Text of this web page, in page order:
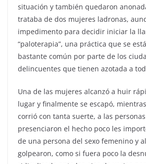
situación y también quedaron
trataba de dos mujeres ladronas,
impedimento para decidir iniciar la
“paloterapia”, una práctica que se
bastante común por parte de los
delincuentes que tienen azotada a
Una de las mujeres alcanzó a huir
lugar y finalmente se escapó,
corrió con tanta suerte, a las
presenciaron el hecho poco les
de una persona del sexo femenino y
golpearon, como si fuera poco la